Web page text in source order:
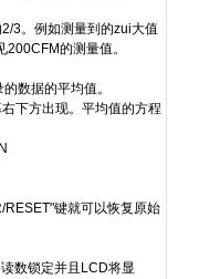
。例如测量到的zui大值
的测量值。
据的平均值。
下方出现。平均值的方程
键就可以恢复原始
锁定并且LCD将显